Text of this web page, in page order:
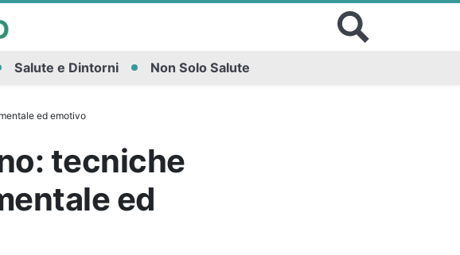
Salute e Dintorni Non Solo Salute
ed emotivo
tecniche
ed